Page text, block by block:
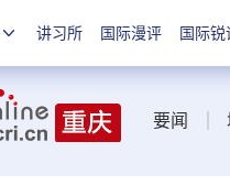
讲习所 国际漫评 国际锐
要闻